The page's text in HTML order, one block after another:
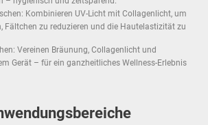
Kombinieren UV-Licht mit Collagenlicht, um
Fältchen zu reduzieren und die Hautelastizität zu
Vereinen Bräunung, Collagenlicht und
Gerät – für ein ganzheitliches Wellness-Erlebnis